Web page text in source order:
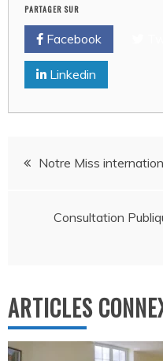
PARTAGER SUR
Facebook
Linkedin
Navigation
Notre Miss
Consultation
ARTICLES